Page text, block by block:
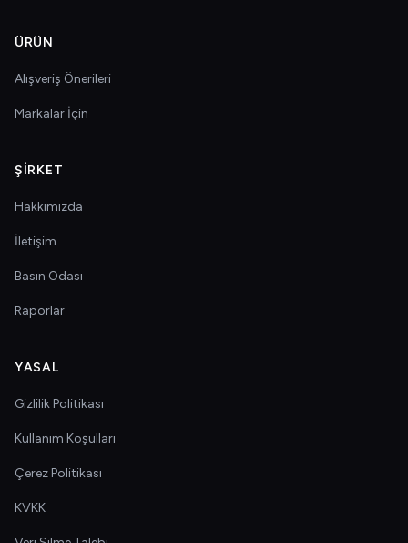
ÜRÜN
Alışveriş Önerileri
Markalar İçin
ŞIRKET
Hakkımızda
İletişim
Basın Odası
Raporlar
YASAL
Gizlilik Politikası
Kullanım Koşulları
Çerez Politikası
KVKK